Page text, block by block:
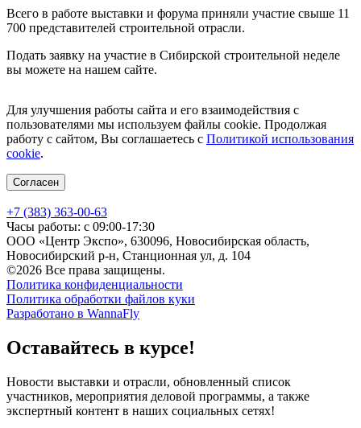
Всего в работе выставки и форума приняли участие свыше 11
700 представителей строительной отрасли.
Подать заявку на участие в Сибирской строительной неделе
вы можете на нашем сайте.
Для улучшения работы сайта и его взаимодействия с
пользователями мы используем файлы cookie. Продолжая
работу с сайтом, Вы соглашаетесь с Политикой использования
cookie.
Согласен
+7 (383) 363-00-63
Часы работы: с 09:00-17:30
ООО «Центр Экспо», 630096, Новосибирская область,
Новосибирский р-н, Станционная ул, д. 104
©2026 Все права защищены.
Политика конфиденциальности
Политика обработки файлов куки
Разработано в WannaFly
Оставайтесь в курсе!
Новости выставки и отрасли, обновленный список
участников, мероприятия деловой программы, а также
экспертный контент в наших социальных сетях!